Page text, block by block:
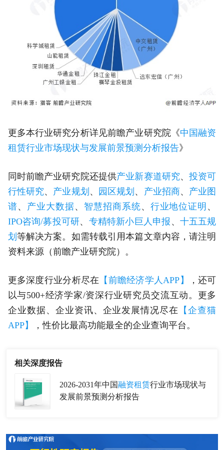
更多本行业研究分析详见前瞻产业研究院《中国融资
租赁行业市场现状与发展前景预测分析报告》
同时前瞻产业研究院还提供产业新赛道研究、投资可
行性研究、 产业规划 、 园区规划 、 产业招商、 产业图
谱、 产业大数据、 智慧招商系统、 行业地位证明 、
IPO咨询/募投可研、 专精特新小巨人申报 、 十五五规
划 等解决方案。如需转载引用本篇文章内容，请注明
资料来源（前瞻产业研究院）。
更多深度行业分析尽在 【前瞻经济学人APP】
，还可
以与500+经济学家/资深行业研究员交流互动。更多
企业数据、企业资讯、企业发展情况尽在
【企查猫
APP】
，性价比最高功能最全的企业查询平台。
相关深度报告
2026-2031年中国融资租赁行业市场现状与
发展前景预测分析报告